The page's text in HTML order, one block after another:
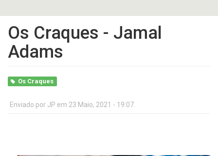
Os Craques - Jamal
Adams
Os Craques
Enviado por JP em 23 Maio, 2021 - 19:07.